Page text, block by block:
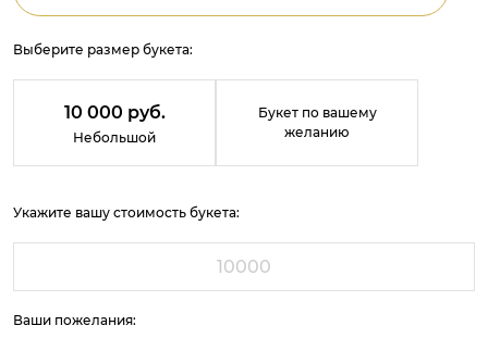
Выберите размер букета:
10 000 руб.
Небольшой
Букет по вашему
желанию
Укажите вашу стоимость букета:
Ваши пожелания: